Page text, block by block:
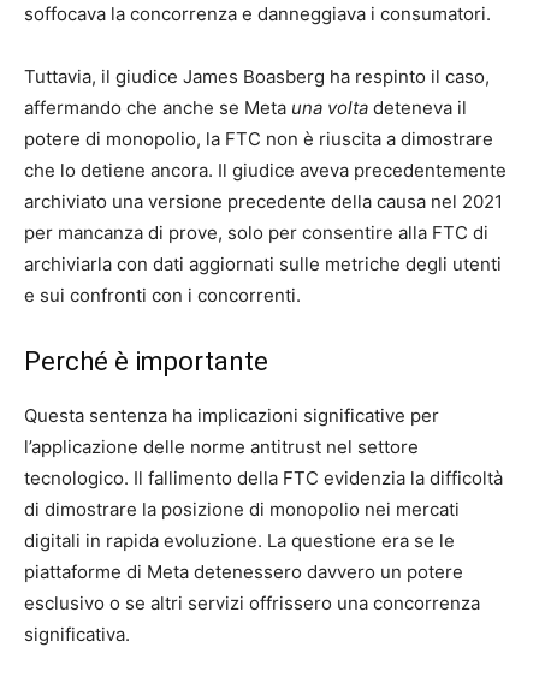
soffocava la concorrenza e danneggiava i consumatori.
Tuttavia, il giudice James Boasberg ha respinto il caso,
affermando che anche se Meta una volta deteneva il
potere di monopolio, la FTC non è riuscita a dimostrare
che lo detiene ancora. Il giudice aveva precedentemente
archiviato una versione precedente della causa nel 2021
per mancanza di prove, solo per consentire alla FTC di
archiviarla con dati aggiornati sulle metriche degli utenti
e sui confronti con i concorrenti.
Perché è importante
Questa sentenza ha implicazioni significative per
l’applicazione delle norme antitrust nel settore
tecnologico. Il fallimento della FTC evidenzia la difficoltà
di dimostrare la posizione di monopolio nei mercati
digitali in rapida evoluzione. La questione era se le
piattaforme di Meta detenessero davvero un potere
esclusivo o se altri servizi offrissero una concorrenza
significativa.